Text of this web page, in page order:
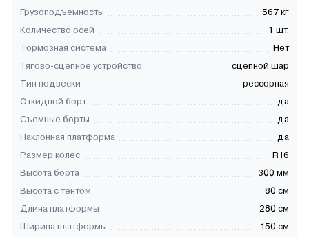
Грузоподъемность
567 кг
Количество осей
1 шт.
Тормозная система
Нет
Тягово-сцепное устройство
сцепной шар
Тип подвески
рессорная
Откидной борт
да
Съемные борты
да
Наклонная платформа
да
Размер колес
R16
Высота борта
300 мм
Высота с тентом
80 см
Длина платформы
280 см
Ширина платформы
150 см